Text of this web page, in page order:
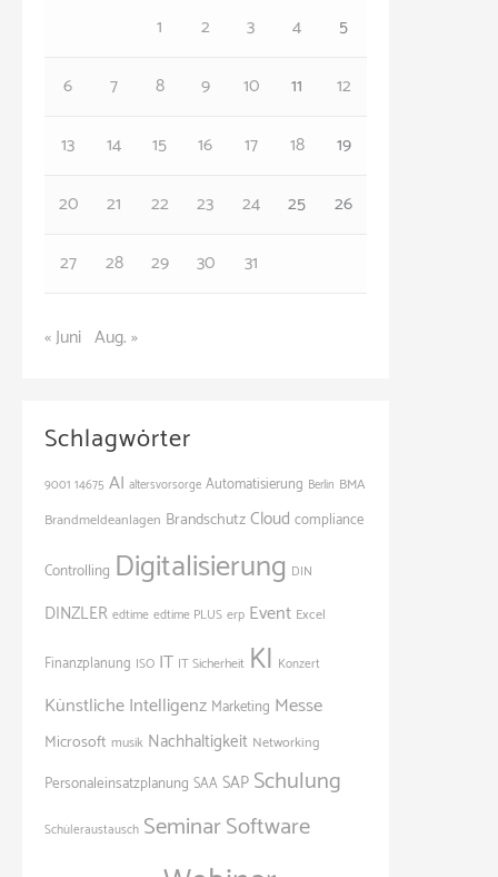
1
2 3 4
5
6
7 8 9 10 11
12
13
14 15 16 17 18
19
20
21 22 23 24 25
26
27
28 29 30 31
« Juni Aug. »
Schlagwörter
9001 14675 AI altersvorsorge Automatisierung Berlin BMA
Brandmeldeanlagen BrandschutzCloud compliance
Controlling Digitalisierung DIN
DINZLER edtime edtime PLUS erp Event Excel
Finanzplanung ISO IT IT Sicherheit KI Konzert
Künstliche Intelligenz Marketing Messe
Microsoft musik Nachhaltigkeit Networking
Personaleinsatzplanung SAASAP Schulung
Schüleraustausch SeminarSoftware